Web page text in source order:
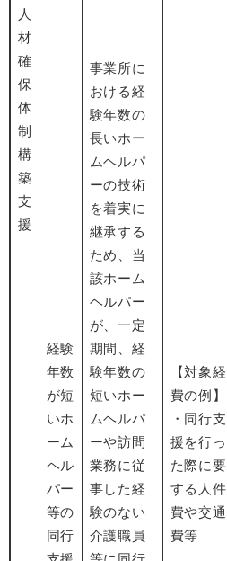
人
材
確
保
体
制
構
築
支
援
経験
年数
が短
いホ
ーム
ヘル
パー
等の
同行
事業所に
おける経
験年数の
長いホー
ムヘルパ
ーの技術
を着実に
継承する
ため、当
該ホーム
ヘルパー
が、一定
期間、経
験年数の
短いホー
ムヘルパ
ーや訪問
業務に従
事した経
験のない
介護職員
【対象経
費の例】
・同行支
援を行っ
た際に要
する人件
費や交通
費等